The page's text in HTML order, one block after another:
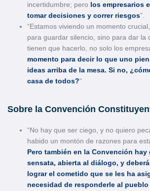
incertidumbre; pero los empresarios
tomar decisiones y correr riesgos”.
“Estamos viviendo un momento
para guardar silencio, sino para dar la
tienen que hacerlo, no solo los
momento para decir lo que uno
ideas arriba de la mesa. Si no,
casa de todos?“
Sobre la Convención
“No hay que ser ciego, y no quiero
habido un montón de razones para
Pero también en la Convención hay
sensata, abierta al diálogo, y
lograr el cometido que se les ha
necesidad de responderle al